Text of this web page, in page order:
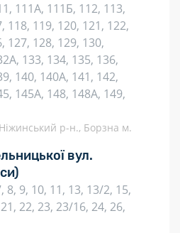
111А, 111Б, 112, 113,
118, 119, 120, 121, 122,
127, 128, 129, 130,
133, 134, 135, 136,
140, 140А, 141, 142,
145А, 148, 148А, 149,
Ніжинський р-н., Борзна м.
вул.
8, 9, 10, 11, 13, 13/2, 15,
22, 23, 23/16, 24, 26,